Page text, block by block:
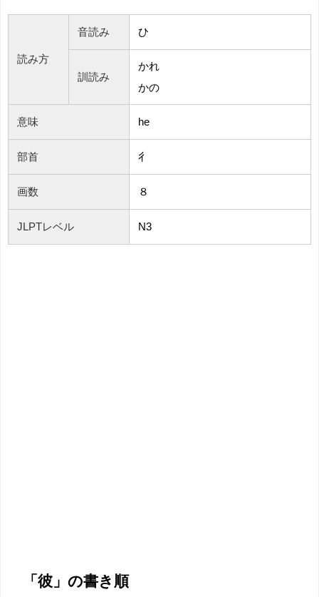
読み方
音読み ひ
訓読み
かれ
かの
意味 he
部首 彳
画数 ８
JLPTレベル N3
「彼」の書き順